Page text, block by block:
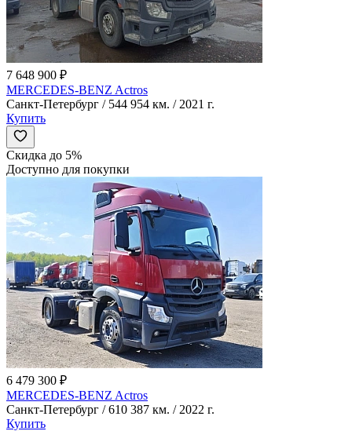
7 648 900 ₽
MERCEDES-BENZ Actros
Санкт-Петербург / 544 954 км. / 2021 г.
Купить
Скидка до 5%
Доступно для покупки
6 479 300 ₽
MERCEDES-BENZ Actros
Санкт-Петербург / 610 387 км. / 2022 г.
Купить